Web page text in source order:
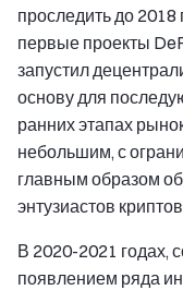
проследить до 2018
первые проекты
запустил
основу для
ранних этапах
небольшим, с
главным образом
энтузиастов
В 2020-2021 годах,
появлением ряда